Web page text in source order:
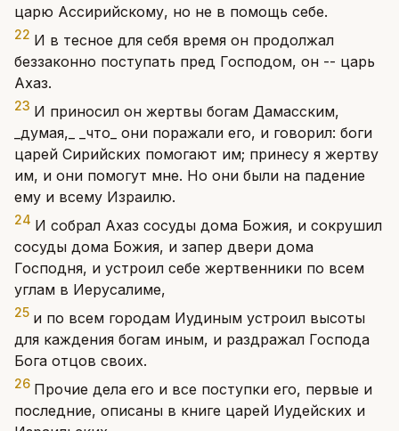
царю Ассирийскому, но не в помощь себе.
22 И в тесное для себя время он продолжал
беззаконно поступать пред Господом, он -- царь
Ахаз.
23 И приносил он жертвы богам Дамасским,
_думая,_ _что_ они поражали его, и говорил: боги
царей Сирийских помогают им; принесу я жертву
им, и они помогут мне. Но они были на падение
ему и всему Израилю.
24 И собрал Ахаз сосуды дома Божия, и сокрушил
сосуды дома Божия, и запер двери дома
Господня, и устроил себе жертвенники по всем
углам в Иерусалиме,
25 и по всем городам Иудиным устроил высоты
для каждения богам иным, и раздражал Господа
Бога отцов своих.
26 Прочие дела его и все поступки его, первые и
последние, описаны в книге царей Иудейских и